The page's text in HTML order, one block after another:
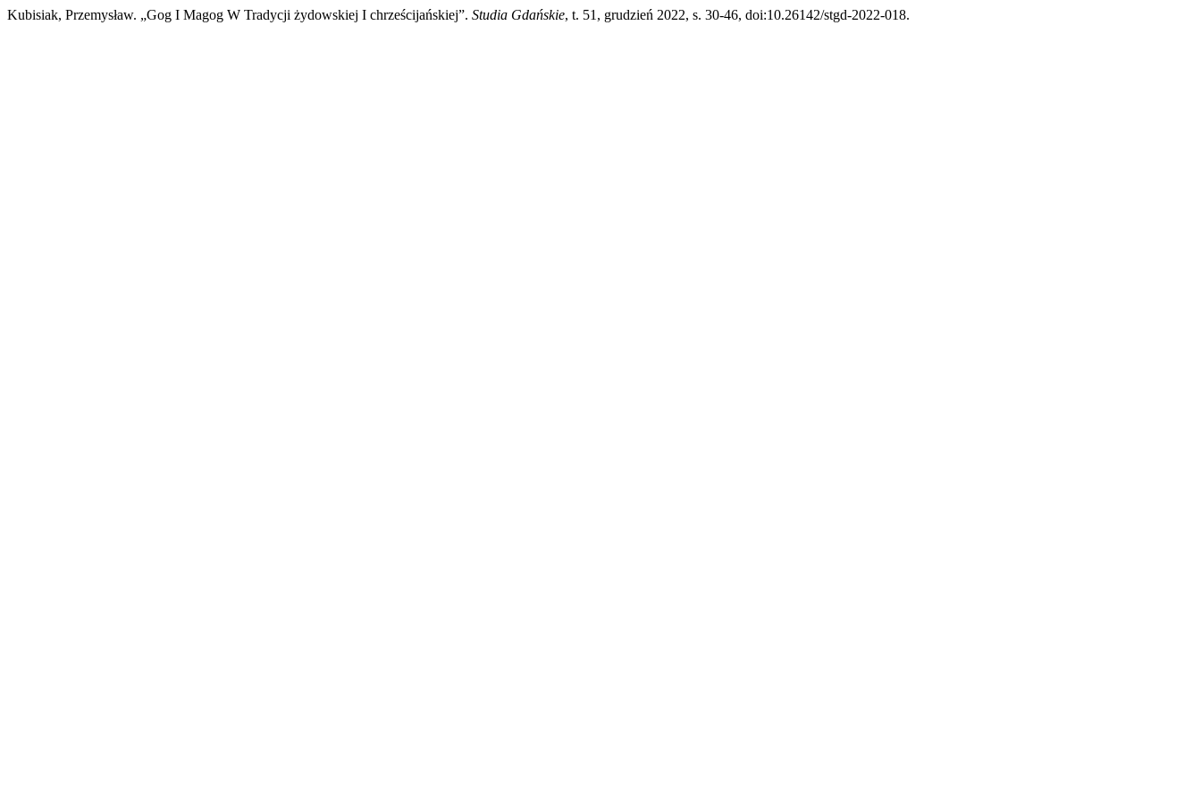
Kubisiak, Przemysław. „Gog I Magog W Tradycji żydowskiej I chrześcijańskiej”. Studia Gdańskie, t. 51, grudzień 2022, s. 30-46, doi:10.26142/stgd-2022-018.